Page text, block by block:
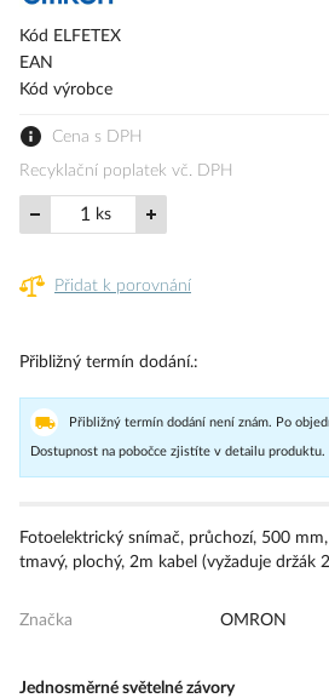
s
Kód ELFETEX
EAN
Kód výrobce
Cena s DPH
Recyklační poplatek vč. DPH
ks
Přidat k porovnání
Přibližný termín dodání.
Přibližný termín dodání není znám. Po
Dostupnost na pobočce zjistíte v detailu produktu.
Fotoelektrický snímač, průchozí, 500
tmavý, plochý, 2m kabel (vyžaduje držák
Značka OMRON
Jednosměrné světelné závory